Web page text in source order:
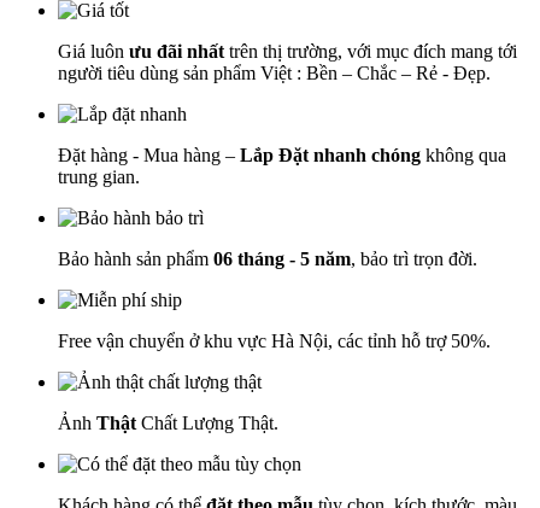
Giá luôn ưu đãi nhất trên thị trường, với mục đích mang tới
người tiêu dùng sản phẩm Việt : Bền – Chắc – Rẻ - Đẹp.
Đặt hàng - Mua hàng – Lắp Đặt nhanh chóng không qua
trung gian.
Bảo hành sản phẩm 06 tháng - 5 năm, bảo trì trọn đời.
Free vận chuyển ở khu vực Hà Nội, các tỉnh hỗ trợ 50%.
Ảnh Thật Chất Lượng Thật.